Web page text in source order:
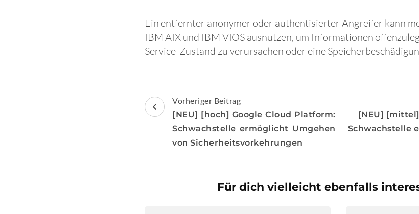
Ein entfernter anonymer oder authentisierter Angreifer kann
IBM AIX und IBM VIOS ausnutzen, um Informationen
Service-Zustand zu verursachen oder eine
Beitragsnavigation
Vorheriger Beitrag
[NEU] [hoch] Google Cloud Platform:
Schwachstelle ermöglicht Umgehen
von Sicherheitsvorkehrungen
[NEU]
Schwachstelle
Für dich vielleicht ebenfalls